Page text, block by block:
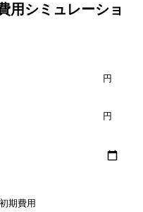
用シミュレーショ
円
円
期費用